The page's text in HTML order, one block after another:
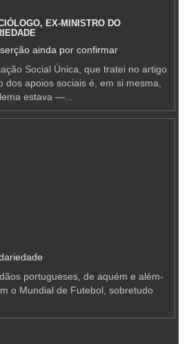
EX-MINISTRO DO
ainda por confirmar
Social Única, que tratei no artigo
dos apoios sociais é, em si mesma,
estava —...
portugueses, de aquém e além-
o Mundial de Futebol, sobretudo